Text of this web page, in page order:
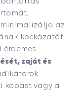
az
kockázatát.
érdemes
zaját és
kopást vagy a